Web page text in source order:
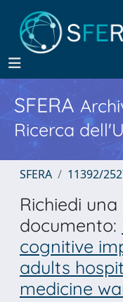
SFERA
Ricerca
SFERA 11392/
Richiedi
documento:
cognitive
adults
medicine